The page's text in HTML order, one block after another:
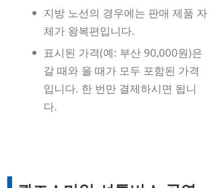
지방 노선의 경우에는 판매 제품 자
체가 왕복편입니다.
표시된 가격(예: 부산 90,000원)은
갈 때와 올 때가 모두 포함된 가격
입니다. 한 번만 결제하시면 됩니
다.